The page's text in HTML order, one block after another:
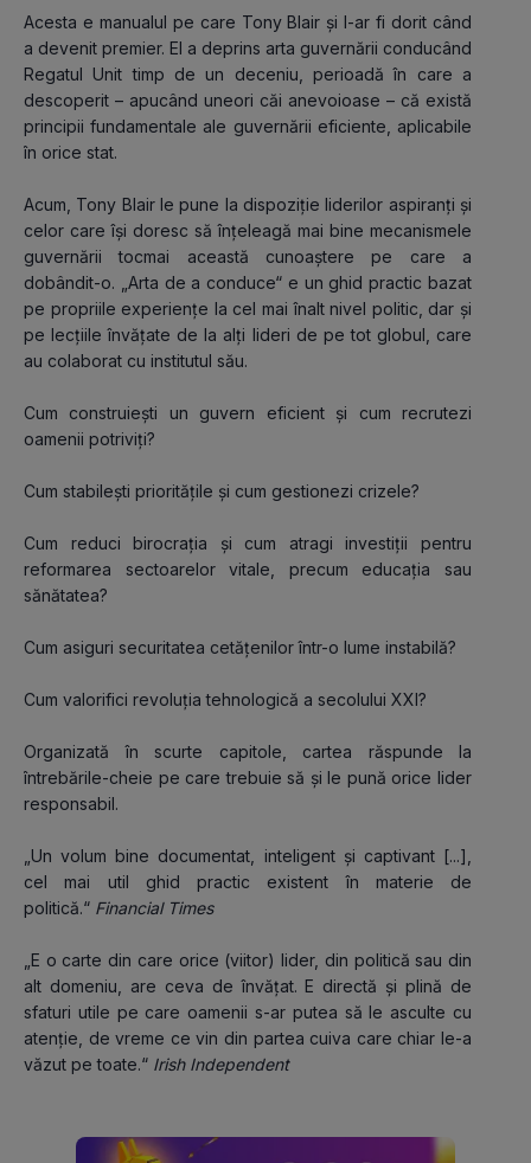
Acesta e manualul pe care Tony Blair și l-ar fi dorit când
a devenit premier. El a deprins arta guvernării conducând
Regatul Unit timp de un deceniu, perioadă în care a
descoperit – apucând uneori căi anevoioase – că există
principii fundamentale ale guvernării eficiente, aplicabile
în orice stat.
Acum, Tony Blair le pune la dispoziție liderilor aspiranți și
celor care își doresc să înțeleagă mai bine mecanismele
guvernării tocmai această cunoaștere pe care a
dobândit-o. „Arta de a conduce“ e un ghid practic bazat
pe propriile experiențe la cel mai înalt nivel politic, dar și
pe lecțiile învățate de la alți lideri de pe tot globul, care
au colaborat cu institutul său.
Cum construiești un guvern eficient și cum recrutezi
oamenii potriviți?
Cum stabilești prioritățile și cum gestionezi crizele?
Cum reduci birocrația și cum atragi investiții pentru
reformarea sectoarelor vitale, precum educația sau
sănătatea?
Cum asiguri securitatea cetățenilor într-o lume instabilă?
Cum valorifici revoluția tehnologică a secolului XXI?
Organizată în scurte capitole, cartea răspunde la
întrebările-cheie pe care trebuie să și le pună orice lider
responsabil.
„Un volum bine documentat, inteligent și captivant [...],
cel mai util ghid practic existent în materie de
politică.“ Financial Times
„E o carte din care orice (viitor) lider, din politică sau din
alt domeniu, are ceva de învățat. E directă și plină de
sfaturi utile pe care oamenii s-ar putea să le asculte cu
atenție, de vreme ce vin din partea cuiva care chiar le-a
văzut pe toate.“ Irish Independent